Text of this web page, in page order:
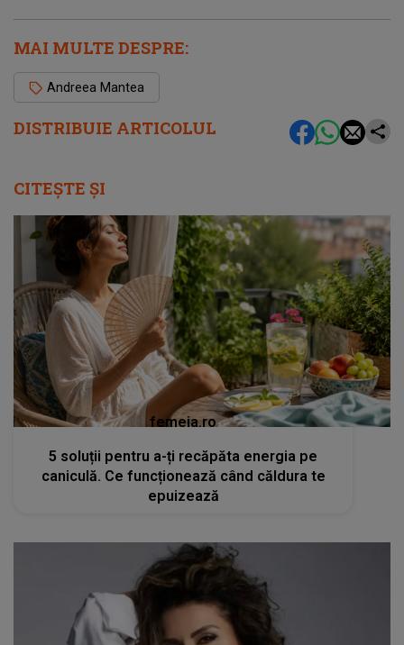
DISTRIBUIE ARTICOLUL
MAI MULTE DESPRE:
Andreea Mantea
CITEȘTE ȘI
femeia.ro
5 soluții pentru a-ți recăpăta energia pe
caniculă. Ce funcționează când căldura te
epuizează